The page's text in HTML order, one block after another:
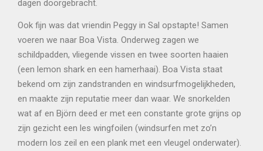
dagen doorgebracht.
Ook fijn was dat vriendin Peggy in Sal opstapte! Samen
voeren we naar Boa Vista. Onderweg zagen we
schildpadden, vliegende vissen en twee soorten haaien
(een lemon shark en een hamerhaai). Boa Vista staat
bekend om zijn zandstranden en windsurfmogelijkheden,
en maakte zijn reputatie meer dan waar. We snorkelden
wat af en Björn deed er met een constante grote grijns op
zijn gezicht een les wingfoilen (windsurfen met zo’n
modern los zeil en een plank met een vleugel onderwater).